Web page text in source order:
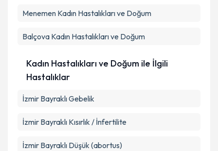
Menemen Kadın Hastalıkları ve Doğum
Balçova Kadın Hastalıkları ve Doğum
Kadın Hastalıkları ve Doğum ile İlgili
Hastalıklar
İzmir Bayraklı Gebelik
İzmir Bayraklı Kısırlık / İnfertilite
İzmir Bayraklı Düşük (abortus)